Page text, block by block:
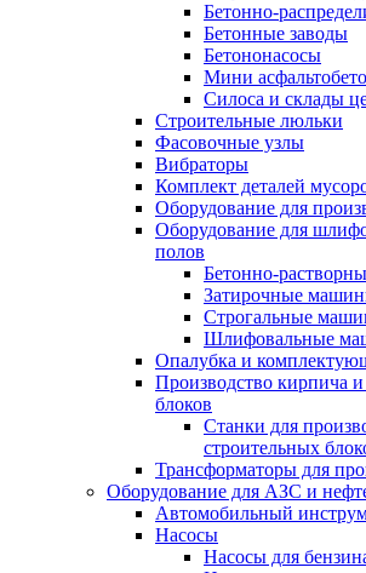
Бетонно-
Бетонные заводы
Бетононасосы
Мини
Силоса и склады
Строительные люльки
Фасовочные узлы
Вибраторы
Комплект деталей
Оборудование для
Оборудование для
полов
Бетонно-
Затирочные
Строгальные
Шлифовальные
Опалубка и
Производство кирпича
блоков
Cтанки для
строительных
Трансформаторы для
Оборудование для АЗС и
Автомобильный
Насосы
Насосы для